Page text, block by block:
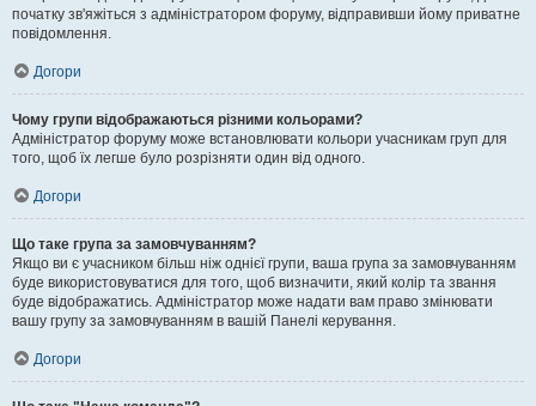
початку зв'яжіться з адміністратором форуму, відправивши йому приватне
повідомлення.
Догори
Чому групи відображаються різними кольорами?
Адміністратор форуму може встановлювати кольори учасникам груп для
того, щоб їх легше було розрізняти один від одного.
Догори
Що таке група за замовчуванням?
Якщо ви є учасником більш ніж однієї групи, ваша група за замовчуванням
буде використовуватися для того, щоб визначити, який колір та звання
буде відображатись. Адміністратор може надати вам право змінювати
вашу групу за замовчуванням в вашій Панелі керування.
Догори